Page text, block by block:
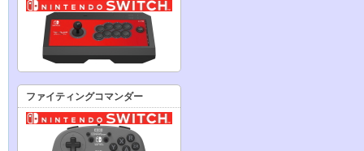
ファイティングコマンダー